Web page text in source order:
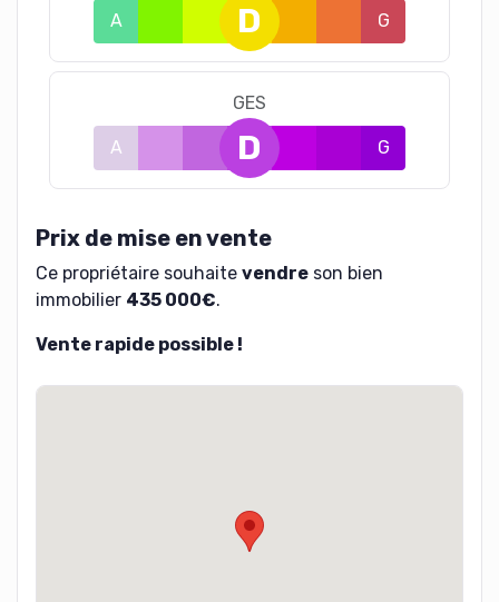
A D G
GES
A D G
Prix de mise en vente
Ce propriétaire souhaite vendreson bien
immobilier 435 000€.
Vente rapide possible !